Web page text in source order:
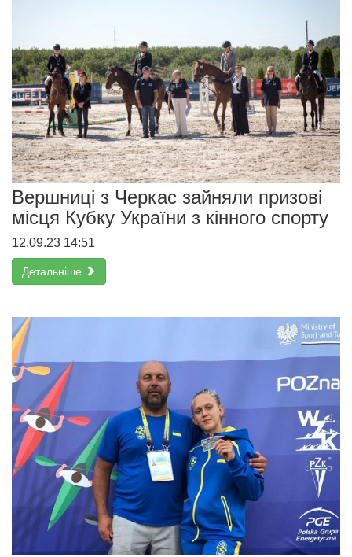
Вершниці з Черкас зайняли призові
місця Кубку України з кінного спорту
12.09.23 14:51
Детальніше